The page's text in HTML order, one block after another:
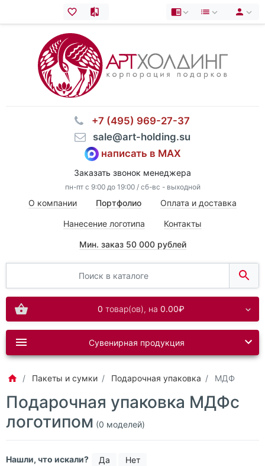
⠀+7 (495) 969-27-37
⠀sale@art-holding.su
написать в MAX
Заказать звонок менеджера
пн-пт с 9:00 до 19:00 / сб-вс - выходной
О компании Портфолио Оплата и доставка
Нанесение логотипа Контакты
Мин. заказ 50 000 рублей
0 товар(ов), на 0.00₽
Сувенирная продукция
Пакеты и сумки Подарочная упаковка МДФ
Подарочная упаковка МДФс
логотипом (0 моделей)
Нашли, что искали? Да
Нет